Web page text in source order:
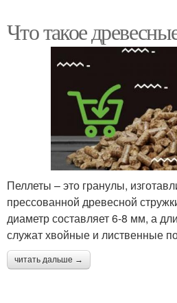
Что такое
Пеллеты – это гранулы,
прессованной древесной
диаметр составляет 6-8 мм, а
служат хвойные и лиственные
читать дальше →